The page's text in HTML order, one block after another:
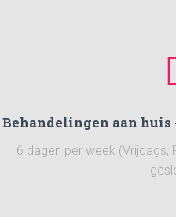
Behandelingen aan huis
6 dagen per week